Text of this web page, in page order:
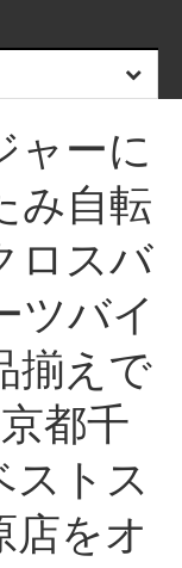
ャーに
み自転
ロスバ
ツバイ
揃えで
都千
ストス
店をオ